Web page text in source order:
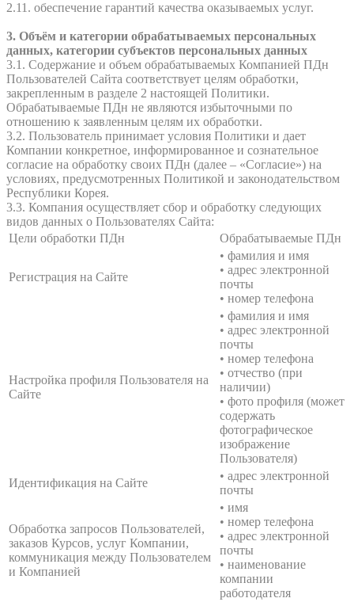
2.11. обеспечение гарантий качества оказываемых услуг.
3. Объём и категории обрабатываемых персональных
данных, категории субъектов персональных данных
3.1. Содержание и объем обрабатываемых Компанией ПДн
Пользователей Сайта соответствует целям обработки,
закрепленным в разделе 2 настоящей Политики.
Обрабатываемые ПДн не являются избыточными по
отношению к заявленным целям их обработки.
3.2. Пользователь принимает условия Политики и дает
Компании конкретное, информированное и сознательное
согласие на обработку своих ПДн (далее – «Согласие») на
условиях, предусмотренных Политикой и законодательством
Республики Корея.
3.3. Компания осуществляет сбор и обработку следующих
видов данных о Пользователях Сайта:
Цели обработки ПДн
Обрабатываемые ПДн
Регистрация на Сайте
• фамилия и имя
• адрес электронной
почты
• номер телефона
Настройка профиля Пользователя на
Сайте
• фамилия и имя
• адрес электронной
почты
• номер телефона
• отчество (при
наличии)
• фото профиля (может
содержать
фотографическое
изображение
Пользователя)
Идентификация на Сайте
• адрес электронной
почты
Обработка запросов Пользователей,
заказов Курсов, услуг Компании,
коммуникация между Пользователем
и Компанией
• имя
• номер телефона
• адрес электронной
почты
• наименование
компании
работодателя